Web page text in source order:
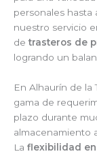
personales hasta
nuestro servicio
detrasteros de
logrando un
En Alhaurín de la
gama de
plazo durante
almacenamiento
La flexibilidad